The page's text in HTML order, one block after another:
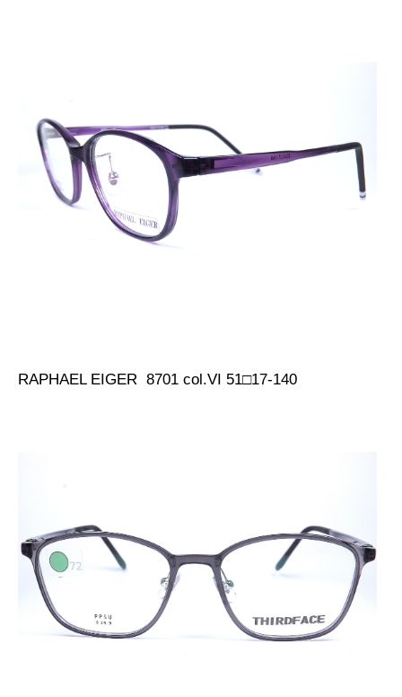
RAPHAEL EIGER 8701 col.VI 51□17-140